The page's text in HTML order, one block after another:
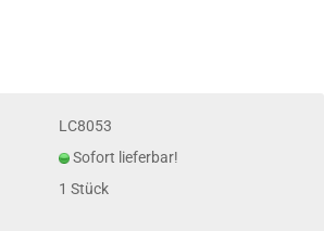
LC8053
Sofort lieferbar!
1Stück